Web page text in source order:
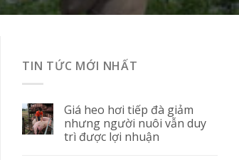
TIN TỨC MỚI NHẤT
Giá heo hơi tiếp đà giảm
nhưng người nuôi vẫn duy
trì được lợi nhuận